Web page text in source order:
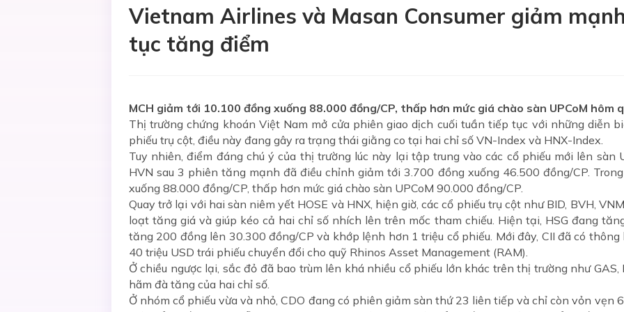
Vietnam Airlines và Masan Consumer giảm
tục tăng điểm
MCH giảm tới 10.100 đồng xuống 88.000 đồng/CP, thấp hơn mức giá chào sàn UPCoM hôm
Thị trường chứng khoán Việt Nam mở cửa phiên giao dịch cuối tuần tiếp tục với những diễn
phiếu trụ cột, điều này đang gây ra trạng thái giằng co tại hai chỉ số VN-Index và HNX-Index.
Tuy nhiên, điểm đáng chú ý của thị trường lúc này lại tập trung vào các cổ phiếu mới lên sàn
HVN sau 3 phiên tăng mạnh đã điều chỉnh giảm tới 3.700 đồng xuống 46.500 đồng/CP.
xuống 88.000 đồng/CP, thấp hơn mức giá chào sàn UPCoM 90.000 đồng/CP.
Quay trở lại với hai sàn niêm yết HOSE và HNX, hiện giờ, các cổ phiếu trụ cột như BID, BVH,
loạt tăng giá và giúp kéo cả hai chỉ số nhích lên trên mốc tham chiếu. Hiện tại, HSG đang
tăng 200 đồng lên 30.300 đồng/CP và khớp lệnh hơn 1 triệu cổ phiếu. Mới đây, CII đã có
40 triệu USD trái phiếu chuyển đổi cho quỹ Rhinos Asset Management (RAM).
Ở chiều ngược lại, sắc đỏ đã bao trùm lên khá nhiều cổ phiếu lớn khác trên thị trường như GAS,
hãm đà tăng của hai chỉ số.
Ở nhóm cổ phiếu vừa và nhỏ, CDO đang có phiên giảm sàn thứ 23 liên tiếp và chỉ còn vỏn vẹn